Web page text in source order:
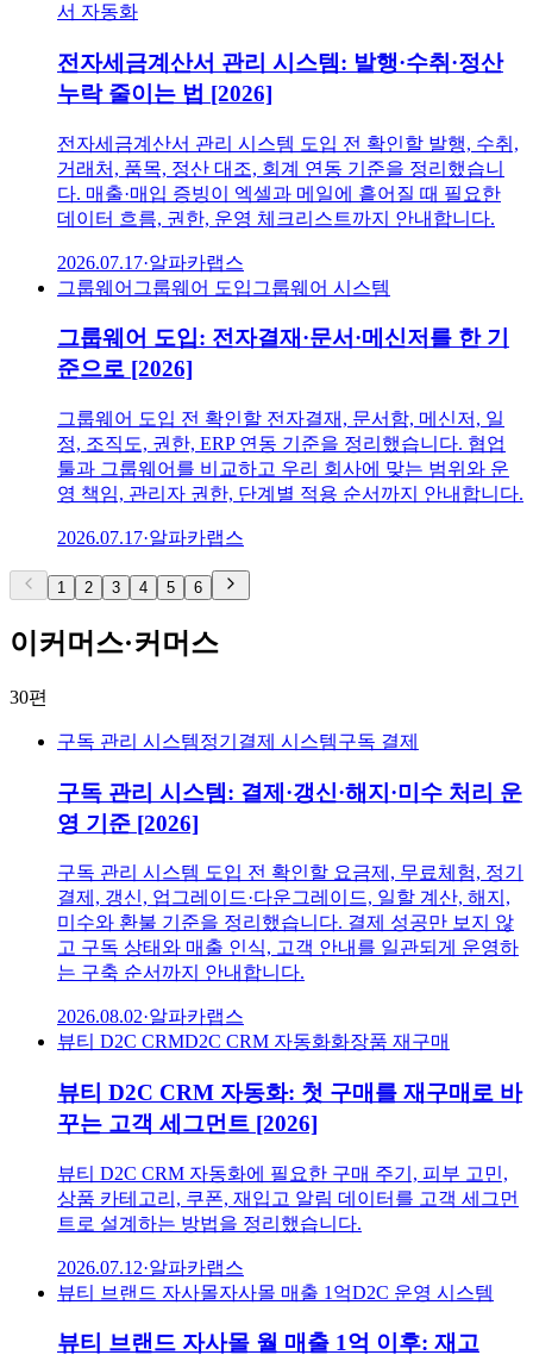
서 자동화
전자세금계산서 관리 시스템: 발행·수취·정산
누락 줄이는 법 [2026]
전자세금계산서 관리 시스템 도입 전 확인할 발행, 수취,
거래처, 품목, 정산 대조, 회계 연동 기준을 정리했습니
다. 매출·매입 증빙이 엑셀과 메일에 흩어질 때 필요한
데이터 흐름, 권한, 운영 체크리스트까지 안내합니다.
2026.07.17·알파카랩스
그룹웨어 그룹웨어 도입 그룹웨어 시스템
그룹웨어 도입: 전자결재·문서·메신저를 한 기
준으로 [2026]
그룹웨어 도입 전 확인할 전자결재, 문서함, 메신저, 일
정, 조직도, 권한, ERP 연동 기준을 정리했습니다. 협업
툴과 그룹웨어를 비교하고 우리 회사에 맞는 범위와 운
영 책임, 관리자 권한, 단계별 적용 순서까지 안내합니다.
2026.07.17·알파카랩스
1 2 3 4 5 6
이커머스·커머스
30편
구독 관리 시스템정기결제 시스템구독 결제
구독 관리 시스템: 결제·갱신·해지·미수 처리 운
영 기준 [2026]
구독 관리 시스템 도입 전 확인할 요금제, 무료체험, 정기
결제, 갱신, 업그레이드·다운그레이드, 일할 계산, 해지,
미수와 환불 기준을 정리했습니다. 결제 성공만 보지 않
고 구독 상태와 매출 인식, 고객 안내를 일관되게 운영하
는 구축 순서까지 안내합니다.
2026.08.02·알파카랩스
뷰티 D2C CRMD2C CRM 자동화화장품 재구매
뷰티 D2C CRM 자동화: 첫 구매를 재구매로 바
꾸는 고객 세그먼트 [2026]
뷰티 D2C CRM 자동화에 필요한 구매 주기, 피부 고민,
상품 카테고리, 쿠폰, 재입고 알림 데이터를 고객 세그먼
트로 설계하는 방법을 정리했습니다.
2026.07.12·알파카랩스
뷰티 브랜드 자사몰자사몰 매출 1억D2C 운영 시스템
뷰티 브랜드 자사몰 월 매출 1억 이후: 재고